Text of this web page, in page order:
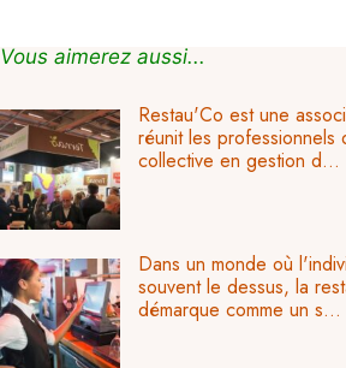
Vous aimerez aussi...
Restau'Co est une
réunit les professionnels
collective en gestion d...
Dans un monde où
souvent le dessus, la
démarque comme un s...